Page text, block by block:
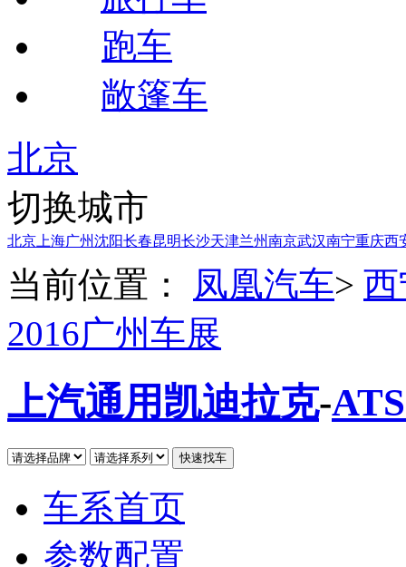
跑车
敞篷车
北京
切换城市
北京 上海广州沈阳长春昆明长沙天津兰州南京武汉南宁重庆西
当前位置： 凤凰汽车>
2016广州车展
上汽通用凯迪拉克-
车系首页
参数配置